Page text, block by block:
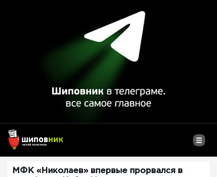
МФК «Николаев» впервые прорвался в